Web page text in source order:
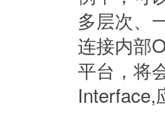
多层次、
连接内部
平台，将
Interface,